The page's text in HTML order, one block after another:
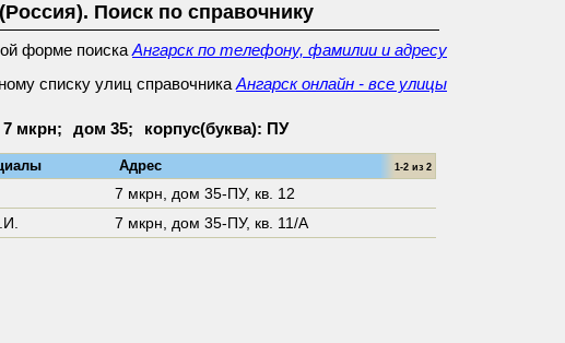
Поиск по справочнику
форме поиска Ангарск по телефону, фамилии и адресу
списку улиц справочника Ангарск онлайн - все улицы
мкрн; дом 35; корпус(буква): ПУ
Адрес 1-2 из 2
7 мкрн, дом 35-ПУ, кв. 12
7 мкрн, дом 35-ПУ, кв. 11/А